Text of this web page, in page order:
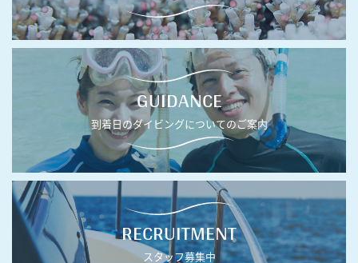
GUIDANCE
到着日のダイビングについてのご案内
RECRUITMENT
スタッフ募集中